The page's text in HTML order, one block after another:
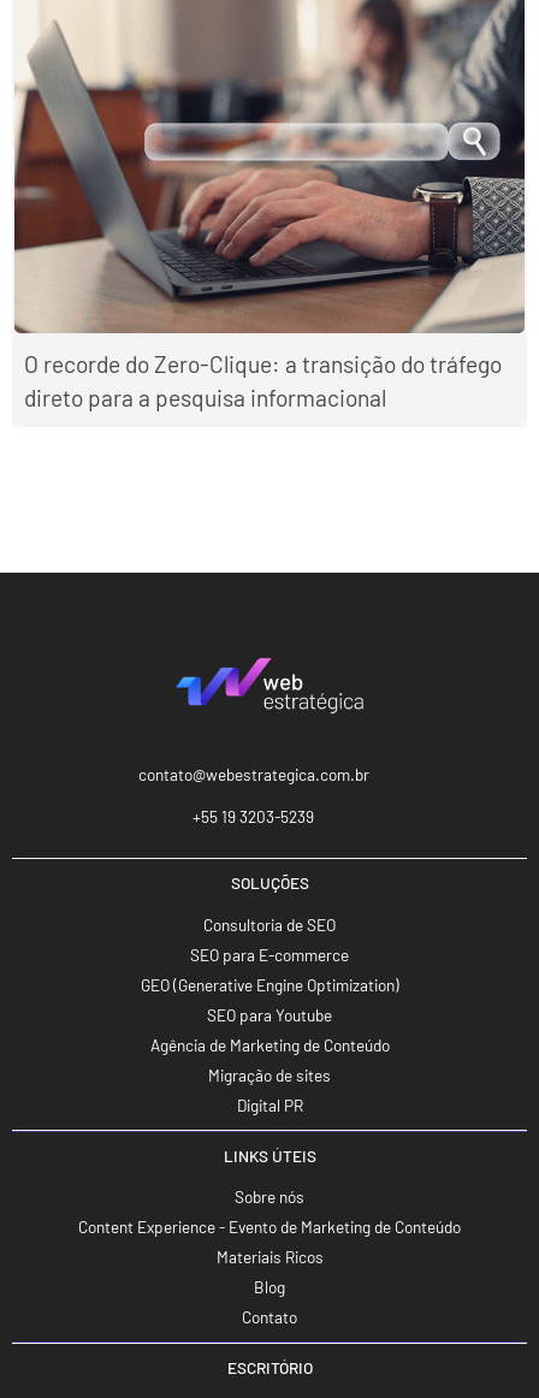
O recorde do Zero-Clique: a transição do tráfego
direto para a pesquisa informacional
contato@webestrategica.com.br
+55 19 3203-5239
SOLUÇÕES
Consultoria de SEO
SEO para E-commerce
GEO (Generative Engine Optimization)
SEO para Youtube
Agência de Marketing de Conteúdo
Migração de sites
Digital PR
LINKS ÚTEIS
Sobre nós
Content Experience - Evento de Marketing de Conteúdo
Materiais Ricos
Blog
Contato
ESCRITÓRIO